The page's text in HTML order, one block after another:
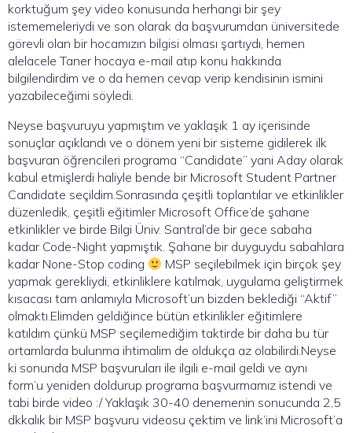
korktuğum şey video konusunda herhangi bir şey
istememeleriydi ve son olarak da başvurumdan üniversitede
görevli olan bir hocamızın bilgisi olması şartıydı, hemen
alelacele Taner hocaya e-mail atıp konu hakkında
bilgilendirdim ve o da hemen cevap verip kendisinin ismini
yazabileceğimi söyledi.
Neyse başvuruyu yapmıştım ve yaklaşık 1 ay içerisinde
sonuçlar açıklandı ve o dönem yeni bir sisteme gidilerek ilk
başvuran öğrencileri programa “Candidate” yani Aday olarak
kabul etmişlerdi haliyle bende bir Microsoft Student Partner
Candidate seçildim.Sonrasında çeşitli toplantılar ve etkinlikler
düzenledik, çeşitli eğitimler Microsoft Office’de şahane
etkinlikler ve birde Bilgi Üniv. Santral’de bir gece sabaha
kadar Code-Night yapmıştık. Şahane bir duyguydu sabahlara
kadar None-Stop coding
MSP seçilebilmek için birçok şey
yapmak gerekliydi, etkinliklere katılmak, uygulama geliştirmek
kısacası tam anlamıyla Microsoft’un bizden beklediği “Aktif”
olmaktı.Elimden geldiğince bütün etkinlikler eğitimlere
katıldım çünkü MSP seçilemediğim taktirde bir daha bu tür
ortamlarda bulunma ihtimalim de oldukça az olabilirdi.Neyse
ki sonunda MSP başvuruları ile ilgili e-mail geldi ve aynı
form’u yeniden doldurup programa başvurmamız istendi ve
tabi birde video :/ Yaklaşık 30-40 denemenin sonucunda 2,5
dkkalık bir MSP başvuru videosu çektim ve link’ini Microsoft’a